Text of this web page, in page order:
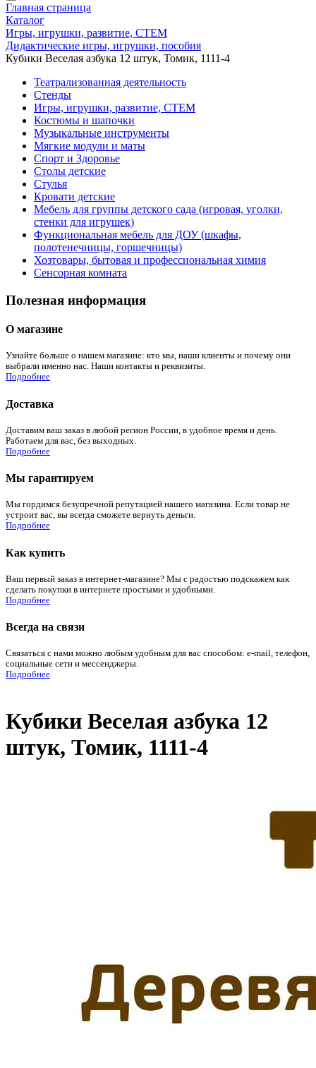
Главная страница
Каталог
Игры, игрушки, развитие, СТЕМ
Дидактические игры, игрушки, пособия
Кубики Веселая азбука 12 штук, Томик, 1111-4
Театрализованная деятельность
Стенды
Игры, игрушки, развитие, СТЕМ
Костюмы и шапочки
Музыкальные инструменты
Мягкие модули и маты
Спорт и Здоровье
Столы детские
Стулья
Кровати детские
Мебель для группы детского сада (игровая, уголки,
стенки для игрушек)
Функциональная мебель для ДОУ (шкафы,
полотенечницы, горшечницы)
Хозтовары, бытовая и профессиональная химия
Сенсорная комната
Полезная информация
О магазине
Узнайте больше о нашем магазине: кто мы, наши клиенты и почему они
выбрали именно нас. Наши контакты и реквизиты.
Подробнее
Доставка
Доставим ваш заказ в любой регион России, в удобное время и день.
Работаем для вас, без выходных.
Подробнее
Мы гарантируем
Мы гордимся безупречной репутацией нашего магазина. Если товар не
устроит вас, вы всегда сможете вернуть деньги.
Подробнее
Как купить
Ваш первый заказ в интернет-магазине? Мы с радостью подскажем как
сделать покупки в интернете простыми и удобными.
Подробнее
Всегда на связи
Связаться с нами можно любым удобным для вас способом: e-mail, телефон,
социальные сети и мессенджеры.
Подробнее
Кубики Веселая азбука 12
штук, Томик, 1111-4